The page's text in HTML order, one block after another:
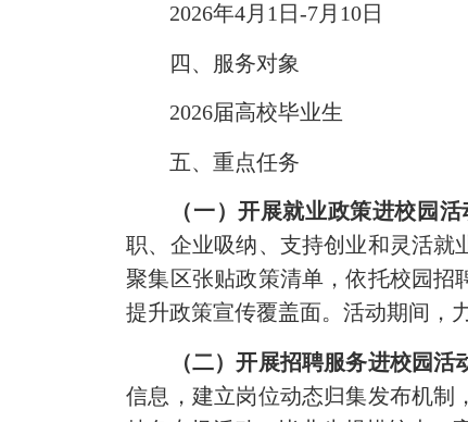
2026年4月1日-7月10日
四、服务对象
2026届高校毕业生
五、重点任务
（一）开展就业政策进校园
职、企业吸纳、支持创业和灵活就
聚集区张贴政策清单，依托校园招
提升政策宣传覆盖面。活动期间，
（二）开展招聘服务进校园活
信息，建立岗位动态归集发布机制